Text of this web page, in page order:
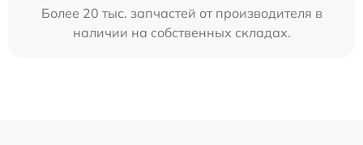
Более 20 тыс. запчастей от производителя в
наличии на собственных складах.